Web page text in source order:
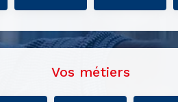
Vos métiers